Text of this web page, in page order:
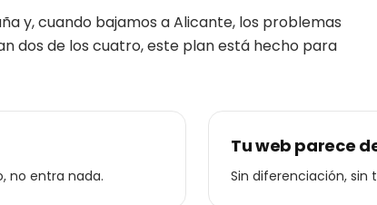
y, cuando bajamos aAlicante, los problemas
dos de los cuatro, este plan está hecho para
no entra nada.
Tu web parece
Sin diferenciación,